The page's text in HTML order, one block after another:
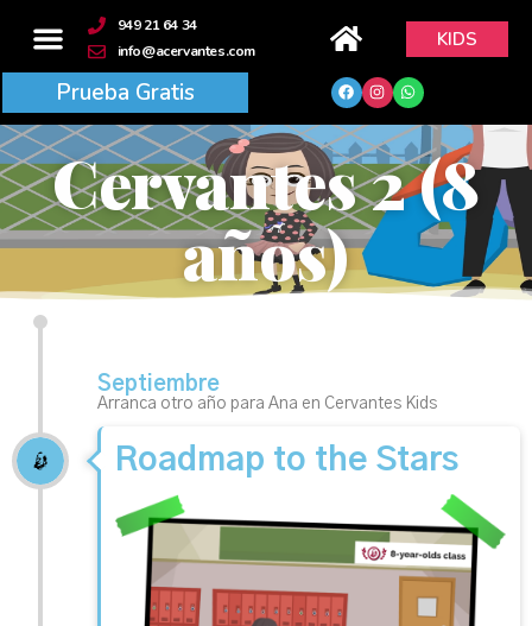
949 21 64 34
info@acervantes.com
KIDS
Prueba Gratis
Cervantes 2 (8
años)
Septiembre
Arranca otro año para Ana en Cervantes Kids
Roadmap to the Stars